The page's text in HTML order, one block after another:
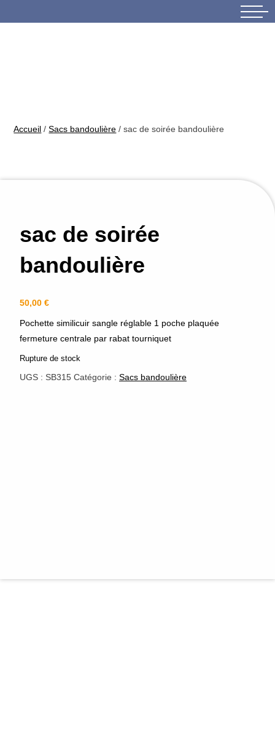
Accueil /Sacs bandoulière / sac de soirée bandoulière
sac de soirée
bandoulière
50,00 €
Pochette similicuir sangle réglable 1 poche plaquée
fermeture centrale par rabat tourniquet
Rupture de stock
UGS : SB315 Catégorie : Sacs bandoulière